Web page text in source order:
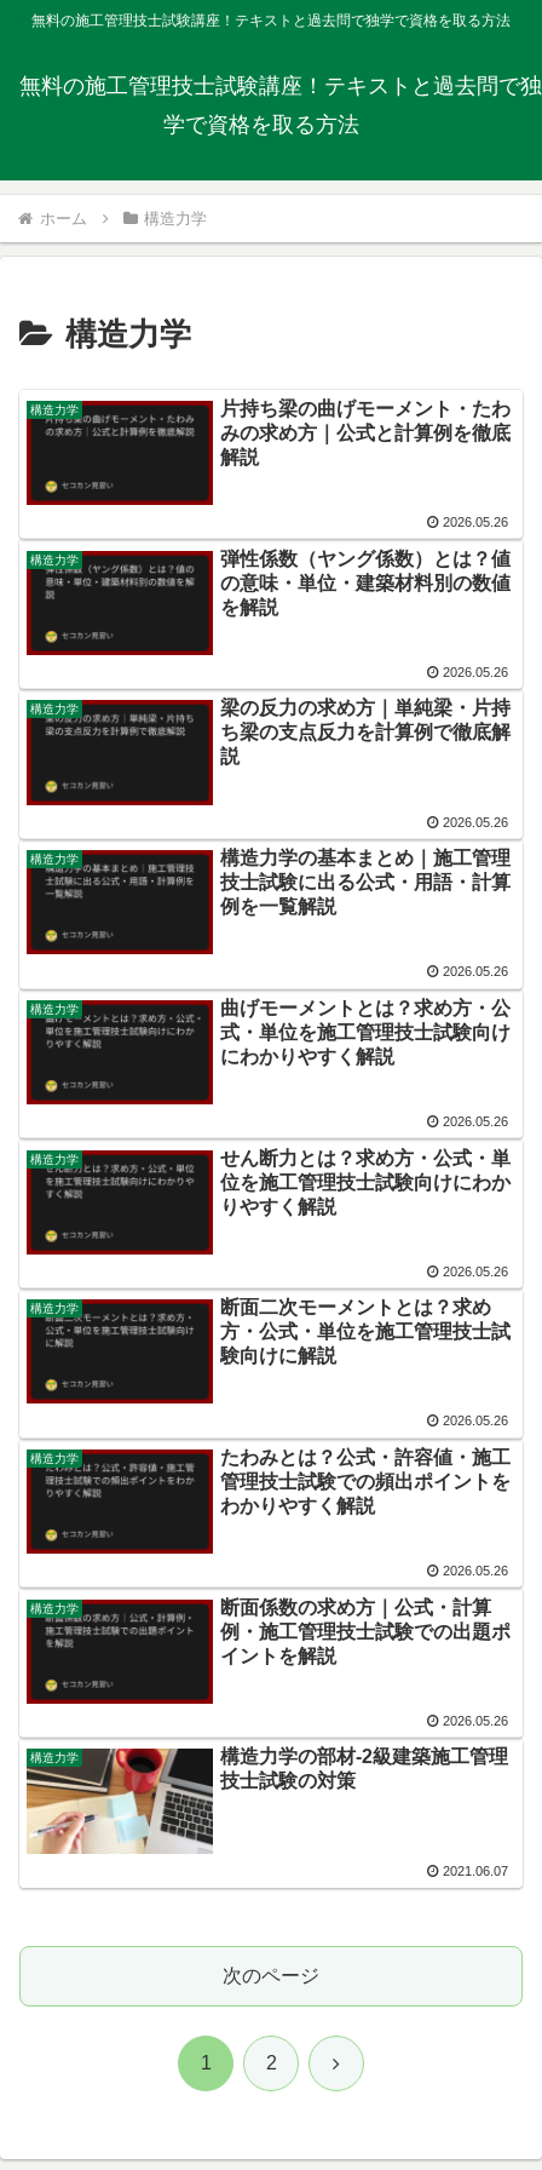
無料の施工管理技士試験講座！テキストと過去問で独学で資格を取る方法
無料の施工管理技士試験講座！テキストと過去問で独
学で資格を取る方法
ホーム 構造力学
構造力学
構造力学
片持ち梁の曲げモーメント・たわ
みの求め方｜公式と計算例を徹底
解説
2026.05.26
構造力学
弾性係数（ヤング係数）とは？値
の意味・単位・建築材料別の数値
を解説
2026.05.26
構造力学
梁の反力の求め方｜単純梁・片持
ち梁の支点反力を計算例で徹底解
説
2026.05.26
構造力学
構造力学の基本まとめ｜施工管理
技士試験に出る公式・用語・計算
例を一覧解説
2026.05.26
構造力学
曲げモーメントとは？求め方・公
式・単位を施工管理技士試験向け
にわかりやすく解説
2026.05.26
構造力学
せん断力とは？求め方・公式・単
位を施工管理技士試験向けにわか
りやすく解説
2026.05.26
構造力学
断面二次モーメントとは？求め
方・公式・単位を施工管理技士試
験向けに解説
2026.05.26
構造力学
たわみとは？公式・許容値・施工
管理技士試験での頻出ポイントを
わかりやすく解説
2026.05.26
構造力学
断面係数の求め方｜公式・計算
例・施工管理技士試験での出題ポ
イントを解説
2026.05.26
構造力学
構造力学の部材-2級建築施工管理
技士試験の対策
2021.06.07
次のページ
1 2 次